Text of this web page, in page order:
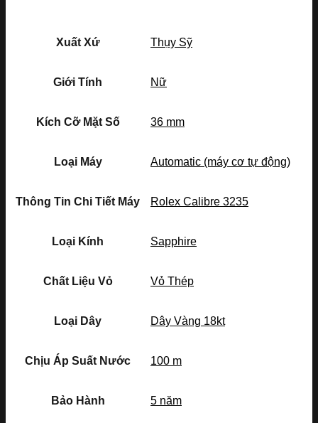
Xuất Xứ Thụy Sỹ
Giới Tính Nữ
Kích Cỡ Mặt Số 36 mm
Loại Máy Automatic (máy cơ tự động)
Thông Tin Chi Tiết Máy Rolex Calibre 3235
Loại Kính Sapphire
Chất Liệu Vỏ Vỏ Thép
Loại Dây Dây Vàng 18kt
Chịu Áp Suất Nước 100 m
Bảo Hành 5 năm